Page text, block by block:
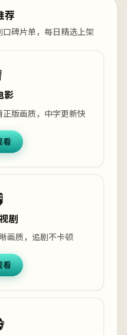
荐
碑片单，每日精选上架
影
版画质，中字更新快
看
剧
画质，追剧不卡顿
看